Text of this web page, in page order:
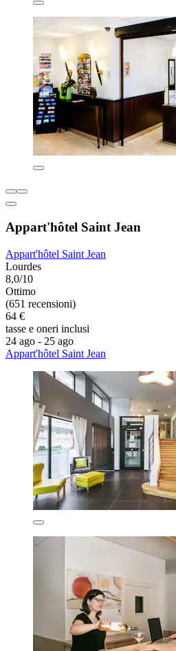
Appart'hôtel Saint Jean
Appart'hôtel Saint Jean
Lourdes
8,0/10
Ottimo
(651 recensioni)
64 €
tasse e oneri inclusi
24 ago - 25 ago
Appart'hôtel Saint Jean